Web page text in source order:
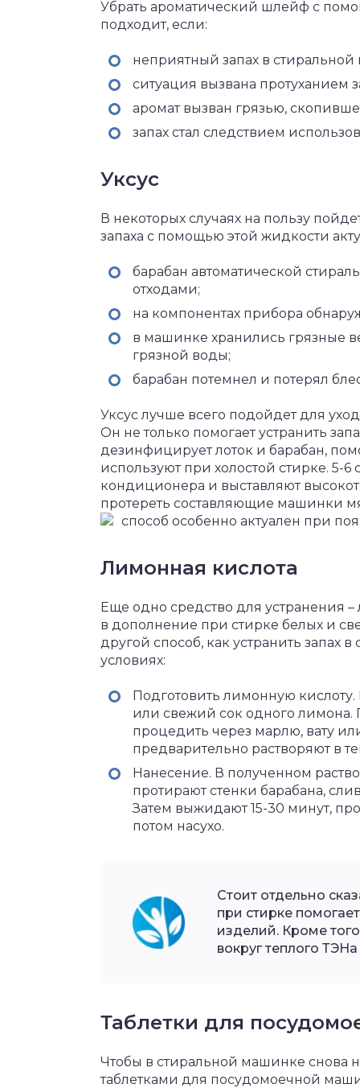
Убрать ароматический шлейф с
подходит, если:
неприятный запах в
ситуация вызвана протуханием
аромат вызван грязью,
запах стал следствием
Уксус
В некоторых случаях на пользу
запаха с помощью этой жидкости
барабан автоматической
отходами;
на компонентах прибора
в машинке хранились грязные
грязной воды;
барабан потемнел и потерял
Уксус лучше всего подойдет для
Он не только помогает устранить
дезинфицирует лоток и барабан,
используют при холостой стирке. 5-
кондиционера и выставляют
протереть составляющие машинки
способ особенно актуален при
Лимонная кислота
Еще одно средство для устранения
в дополнение при стирке белых и
другой способ, как устранить
условиях:
Подготовить лимонную
или свежий сок одного
процедить через марлю, вату
предварительно растворяют в
Нанесение. В полученном
протирают стенки барабана,
Затем выжидают 15-30 минут,
потом насухо.
Стоит отдельно
при стирке
изделий. Кроме
вокруг теплого
Таблетки для
Чтобы в стиральной машинке снова
таблетками для посудомоечной